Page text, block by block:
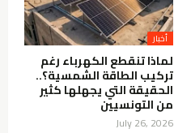
أخبار
لماذا تنقطع الكهرباء رغم
تركيب الطاقة الشمسية؟..
الحقيقة التي يجهلها كثير
من التونسيين
July 26, 2026